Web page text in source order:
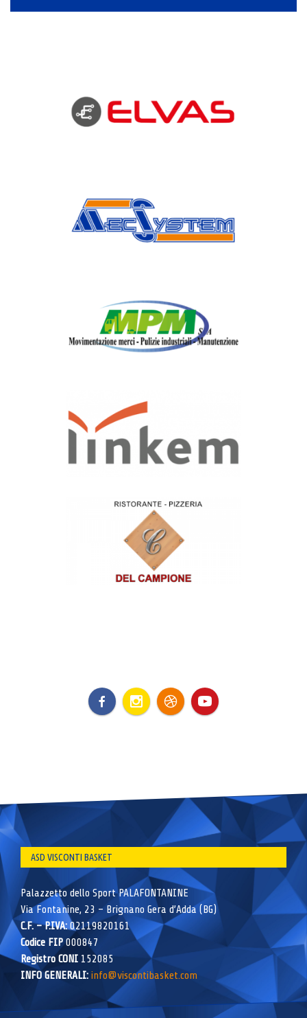
ASD VISCONTI BASKET
Palazzetto dello Sport PALAFONTANINE
Via Fontanine, 23 – Brignano Gera d’Adda (BG)
C.F. – P.IVA:02119820161
Codice FIP000847
Registro CONI 152085
INFO GENERALI: info@viscontibasket.com